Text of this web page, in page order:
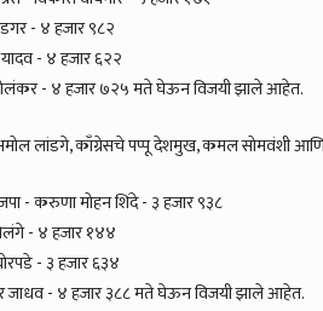
- ४ हजार ९८२
- ४ हजार ६२२
- ४ हजार ७२५ मते घेऊन विजयी झाले आहेत.
लांडगे, काँग्रेसचे पप्पू देशमुख, कमल सोमवंशी आणि
- करुणा मोहन शिंदे - ३ हजार ९३८
- ४ हजार १४४
- ३ हजार ६३४
जाधव - ४ हजार ३८८ मते घेऊन विजयी झाले आहेत.